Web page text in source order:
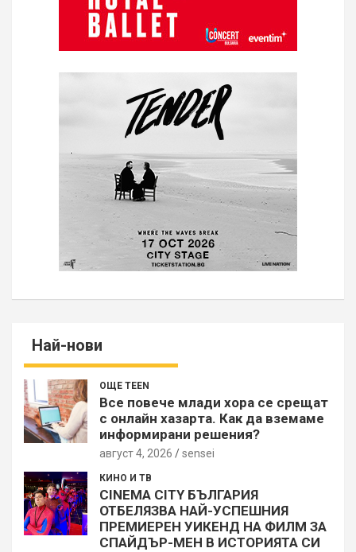
Най-нови
ОЩЕ TEEN
Все повече млади хора се срещат
с онлайн хазарта. Как да вземаме
информирани решения?
август 4, 2026 sensei
КИНО И ТВ
CINEMA CITY БЪЛГАРИЯ
ОТБЕЛЯЗВА НАЙ-УСПЕШНИЯ
ПРЕМИЕРЕН УИКЕНД НА ФИЛМ ЗА
СПАЙДЪР-МЕН В ИСТОРИЯТА СИ